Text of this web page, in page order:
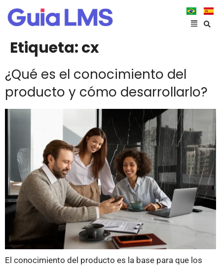
Etiqueta:cx
¿Qué es el conocimiento del
producto y cómo desarrollarlo?
El conocimiento del producto es la base para que los